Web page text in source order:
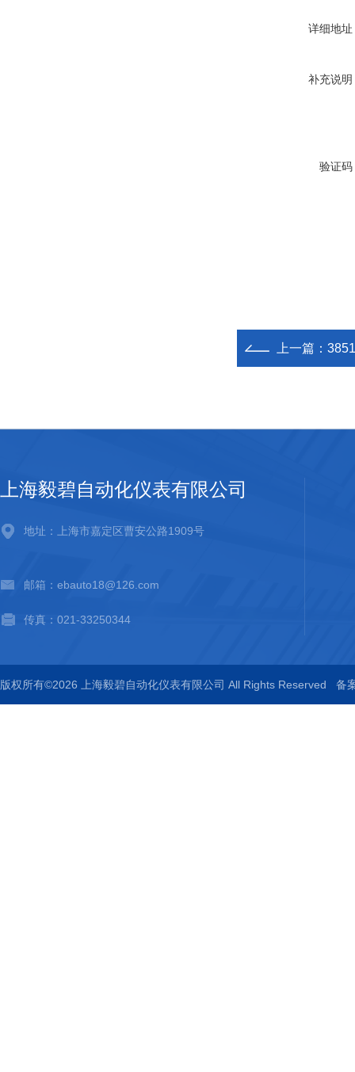
详细地址
补充说明
验证码
上一篇：
上海毅碧自动化仪表有限公司
地址：上海市嘉定区曹安公路1909号
邮箱：ebauto18@126.com
传真：021-33250344
版权所有©2026 上海毅碧自动化仪表有限公司 All Rights Reserved 备